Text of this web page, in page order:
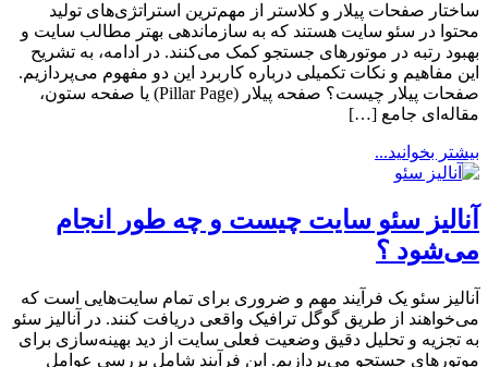
ساختار صفحات پیلار و کلاستر از مهم‌ترین استراتژی‌های تولید
محتوا در سئو سایت هستند که به سازماندهی بهتر مطالب سایت و
بهبود رتبه در موتورهای جستجو کمک می‌کنند. در ادامه، به تشریح
این مفاهیم و نکات تکمیلی درباره کاربرد این دو مفهوم می‌پردازیم.
صفحات پیلار چیست؟ صفحه پیلار (Pillar Page) یا صفحه ستون،
مقاله‌ای جامع […]
بیشتر بخوانید...
آنالیز سئو سایت چیست و چه طور انجام
می‌شود ؟
آنالیز سئو یک فرآیند مهم و ضروری برای تمام سایت‌هایی است که
می‌خواهند از طریق گوگل ترافیک واقعی دریافت کنند. در آنالیز سئو
به تجزیه و تحلیل دقیق وضعیت فعلی سایت از دید بهینه‌سازی برای
موتورهای جستجو می‌پردازیم. این فرآیند شامل بررسی عوامل